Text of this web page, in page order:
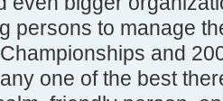
persons to manage
and
one of the best